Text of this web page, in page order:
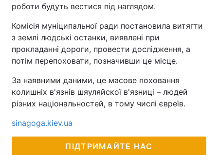
Інтерв'ю Думки
Архів Вакансії
Контакти
роботи будуть вестися під наглядом.
Комісія муніципальної ради постановила витягти
з землі людські останки, виявлені при
прокладанні дороги, провести дослідження, а
потім перепоховати, позначивши це місце.
За наявними даними, це масове поховання
колишніх в'язнів шяуляйскої в'язниці – людей
різних національностей, в тому числі євреїв.
sinagoga.kiev.ua
ПІДТРИМАЙТЕ НАС